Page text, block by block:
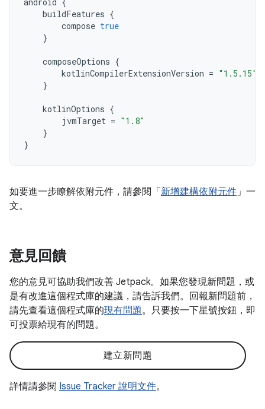
buildFeatures {
compose true
}
composeOptions {
kotlinCompilerExtensionVersion = "1.5.15"
}
kotlinOptions {
jvmTarget = "1.8"
}
}
如要進一步瞭解依附元件，請參閱「 新增建構依附元件」一
文。
意見回饋
您的意見可協助我們改善 Jetpack。如果您發現新問題，或
是有改進這個程式庫的建議，請告訴我們。回報新問題前，
請先查看這個程式庫的現有問題。只要按一下星號按鈕，即
可投票給現有的問題。
建立新問題
詳情請參閱 Issue Tracker 說明文件。